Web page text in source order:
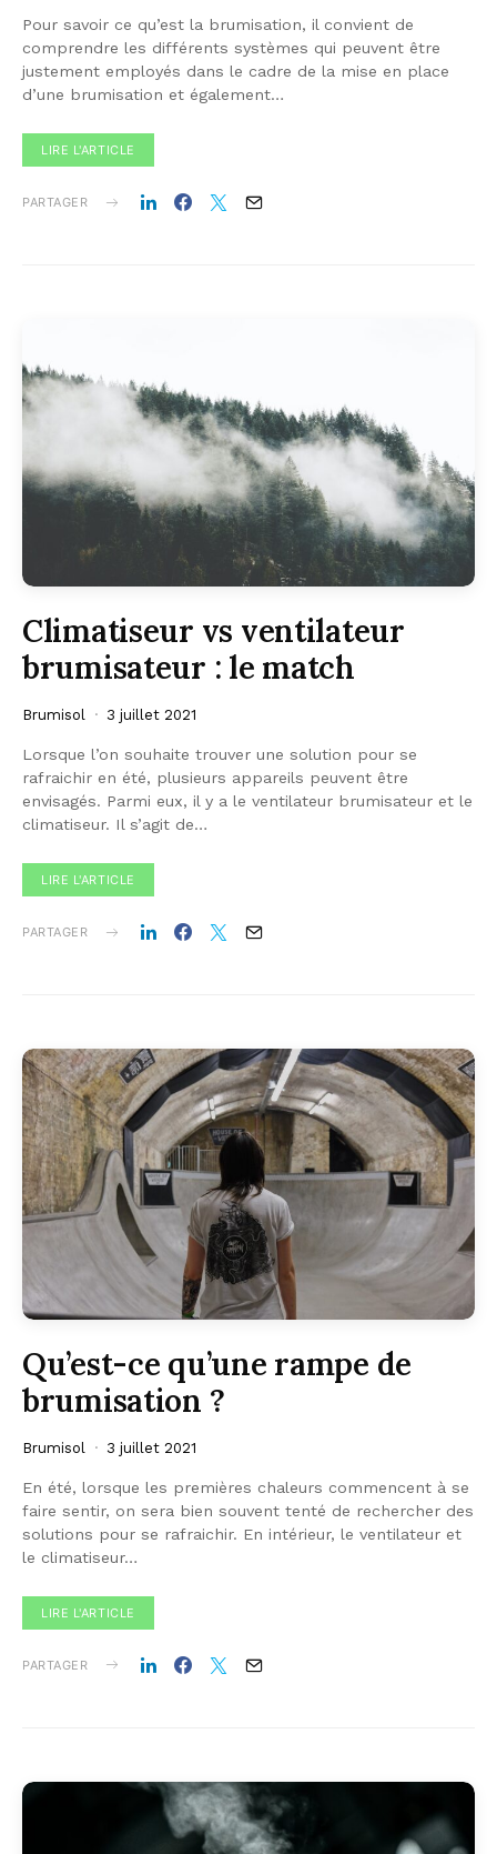
Pour savoir ce qu’est la brumisation, il convient de
comprendre les différents systèmes qui peuvent être
justement employés dans le cadre de la mise en place
d’une brumisation et également…
LIRE L'ARTICLE
PARTAGER
Climatiseur vs ventilateur
brumisateur : le match
Brumisol 3 juillet 2021
Lorsque l’on souhaite trouver une solution pour se
rafraichir en été, plusieurs appareils peuvent être
envisagés. Parmi eux, il y a le ventilateur brumisateur et le
climatiseur. Il s’agit de…
LIRE L'ARTICLE
PARTAGER
Qu’est-ce qu’une rampe de
brumisation ?
Brumisol 3 juillet 2021
En été, lorsque les premières chaleurs commencent à se
faire sentir, on sera bien souvent tenté de rechercher des
solutions pour se rafraichir. En intérieur, le ventilateur et
le climatiseur…
LIRE L'ARTICLE
PARTAGER